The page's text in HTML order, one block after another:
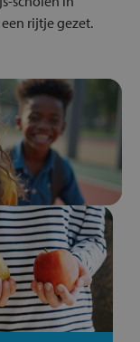
rijtje gezet.